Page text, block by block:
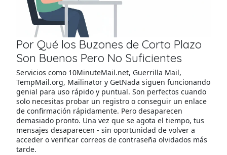
Por Qué los Buzones de Corto Plazo
Son Buenos Pero No Suficientes
Servicios como 10MinuteMail.net, Guerrilla Mail,
TempMail.org, Mailinator y GetNada siguen funcionando
genial para uso rápido y puntual. Son perfectos cuando
solo necesitas probar un registro o conseguir un enlace
de confirmación rápidamente. Pero desaparecen
demasiado pronto. Una vez que se agota el tiempo, tus
mensajes desaparecen - sin oportunidad de volver a
acceder o verificar correos de contraseña olvidados más
tarde.